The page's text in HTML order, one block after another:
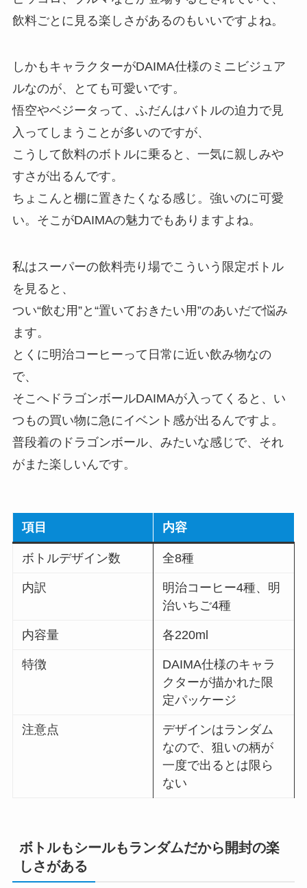
飲料ごとに見る楽しさがあるのもいいですよね。
しかもキャラクターがDAIMA仕様のミニビジュア
ルなのが、とても可愛いです。
悟空やベジータって、ふだんはバトルの迫力で見
入ってしまうことが多いのですが、
こうして飲料のボトルに乗ると、一気に親しみや
すさが出るんです。
ちょこんと棚に置きたくなる感じ。強いのに可愛
い。そこがDAIMAの魅力でもありますよね。
私はスーパーの飲料売り場でこういう限定ボトル
を見ると、
つい“飲む用”と“置いておきたい用”のあいだで悩み
ます。
とくに明治コーヒーって日常に近い飲み物なの
で、
そこへドラゴンボールDAIMAが入ってくると、い
つもの買い物に急にイベント感が出るんですよ。
普段着のドラゴンボール、みたいな感じで、それ
がまた楽しいんです。
項目 内容
ボトルデザイン数 全8種
内訳
明治コーヒー4種、明
治いちご4種
内容量 各220ml
特徴
DAIMA仕様のキャラ
クターが描かれた限
定パッケージ
注意点
デザインはランダム
なので、狙いの柄が
一度で出るとは限ら
ない
ボトルもシールもランダムだから開封の楽
しさがある